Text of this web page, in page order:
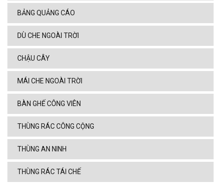
BẢNG QUẢNG CÁO
DÙ CHE NGOÀI TRỜI
CHẬU CÂY
MÁI CHE NGOÀI TRỜI
BÀN GHẾ CÔNG VIÊN
THÙNG RÁC CÔNG CỘNG
THÙNG AN NINH
THÙNG RÁC TÁI CHẾ